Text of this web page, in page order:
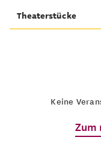
Theaterstücke
Keine
Zum